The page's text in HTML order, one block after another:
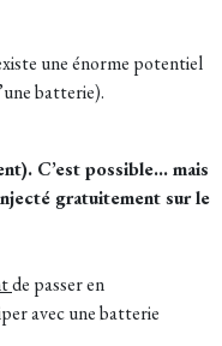
une énorme potentiel
batterie).
C’est possible… mais
gratuitement sur le
de passer en
avec une batterie